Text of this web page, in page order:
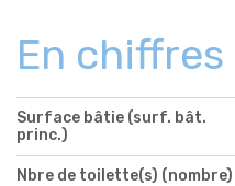
En chiffres
Surface bâtie (surf. bât.
princ.)
Nbre de toilette(s) (nombre)